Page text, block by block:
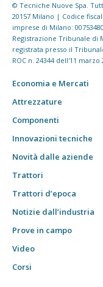
© Tecniche Nuove Spa.
20157 Milano | Codice
imprese di Milano:
Registrazione Tribunale di
registrata presso il
ROC n. 24344 dell'11 marzo
Economia e Mercati
Attrezzature
Componenti
Innovazioni tecniche
Novità dalle aziende
Trattori
Trattori d’epoca
Notizie dall’industria
Prove in campo
Video
Corsi